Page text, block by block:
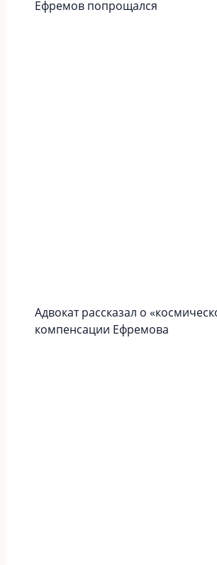
Ефремов попрощался
Адвокат рассказал о
компенсации Ефремова